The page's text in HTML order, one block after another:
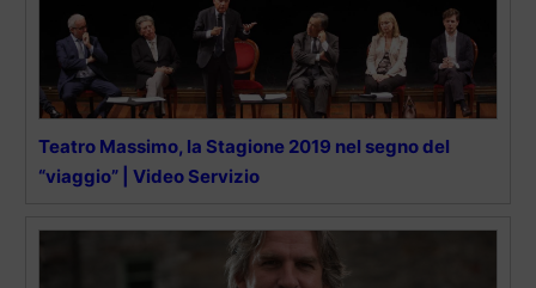
Teatro Massimo, la Stagione 2019 nel segno del
“viaggio” | Video Servizio